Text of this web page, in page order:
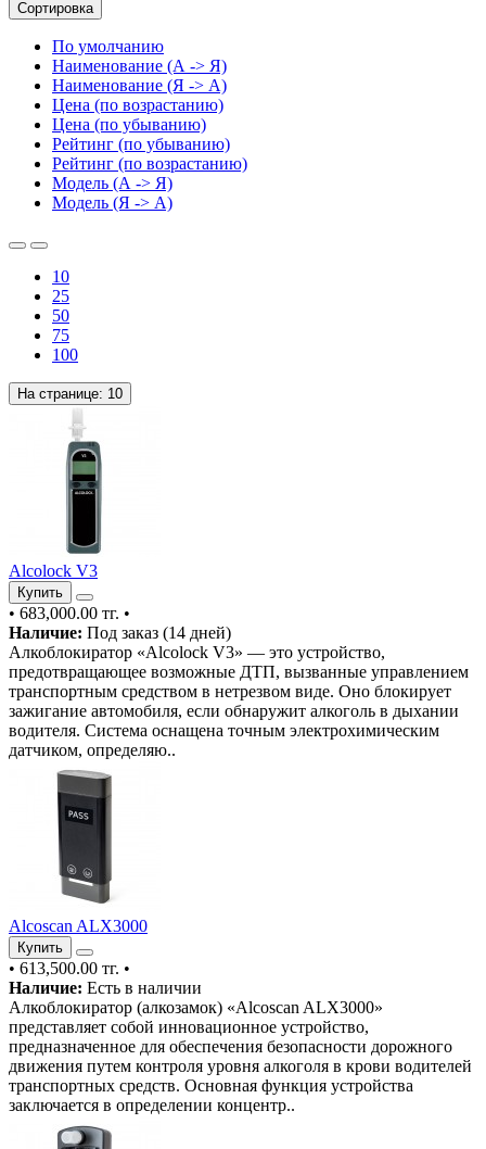
Сортировка
По умолчанию
Наименование (А -> Я)
Наименование (Я -> А)
Цена (по возрастанию)
Цена (по убыванию)
Рейтинг (по убыванию)
Рейтинг (по возрастанию)
Модель (А -> Я)
Модель (Я -> А)
10
25
50
75
100
На странице: 10
Alcolock V3
Купить
• 683,000.00 тг. •
Наличие: Под заказ (14 дней)
Алкоблокиратор «Alcolock V3» — это устройство,
предотвращающее возможные ДТП, вызванные управлением
транспортным средством в нетрезвом виде. Оно блокирует
зажигание автомобиля, если обнаружит алкоголь в дыхании
водителя. Система оснащена точным электрохимическим
датчиком, определяю..
Alcoscan ALX3000
Купить
• 613,500.00 тг. •
Наличие: Есть в наличии
Алкоблокиратор (алкозамок) «Alcoscan ALX3000»
представляет собой инновационное устройство,
предназначенное для обеспечения безопасности дорожного
движения путем контроля уровня алкоголя в крови водителей
транспортных средств. Основная функция устройства
заключается в определении концентр..